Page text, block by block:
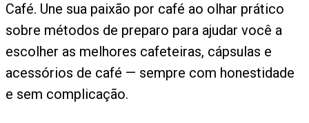
Café. Une sua paixão por café ao olhar prático
sobre métodos de preparo para ajudar você a
escolher as melhores cafeteiras, cápsulas e
acessórios de café — sempre com honestidade
e sem complicação.